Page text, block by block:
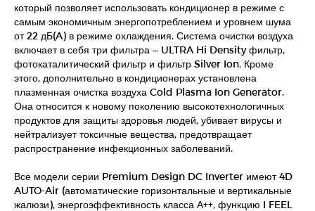
который позволяет использовать кондиционер в режиме с
самым экономичным энергопотреблением и уровнем шума
от 22 дБ(A) в режиме охлаждения. Система очистки воздуха
включает в себя три фильтра – ULTRA Hi Density фильтр,
фотокаталитический фильтр и фильтр Silver Ion. Кроме
этого, дополнительно в кондиционерах установлена
плазменная очистка воздуха Cold Plasma Ion Generator.
Она относится к новому поколению высокотехнологичных
продуктов для защиты здоровья людей, убивает вирусы и
нейтрализует токсичные вещества, предотвращает
распространение инфекционных заболеваний.
Все модели серии Premium Design DC Inverter имеют 4D
AUTO-Air (автоматические горизонтальные и вертикальные
жалюзи), энергоэффективность класса А++, функцию I FEEL